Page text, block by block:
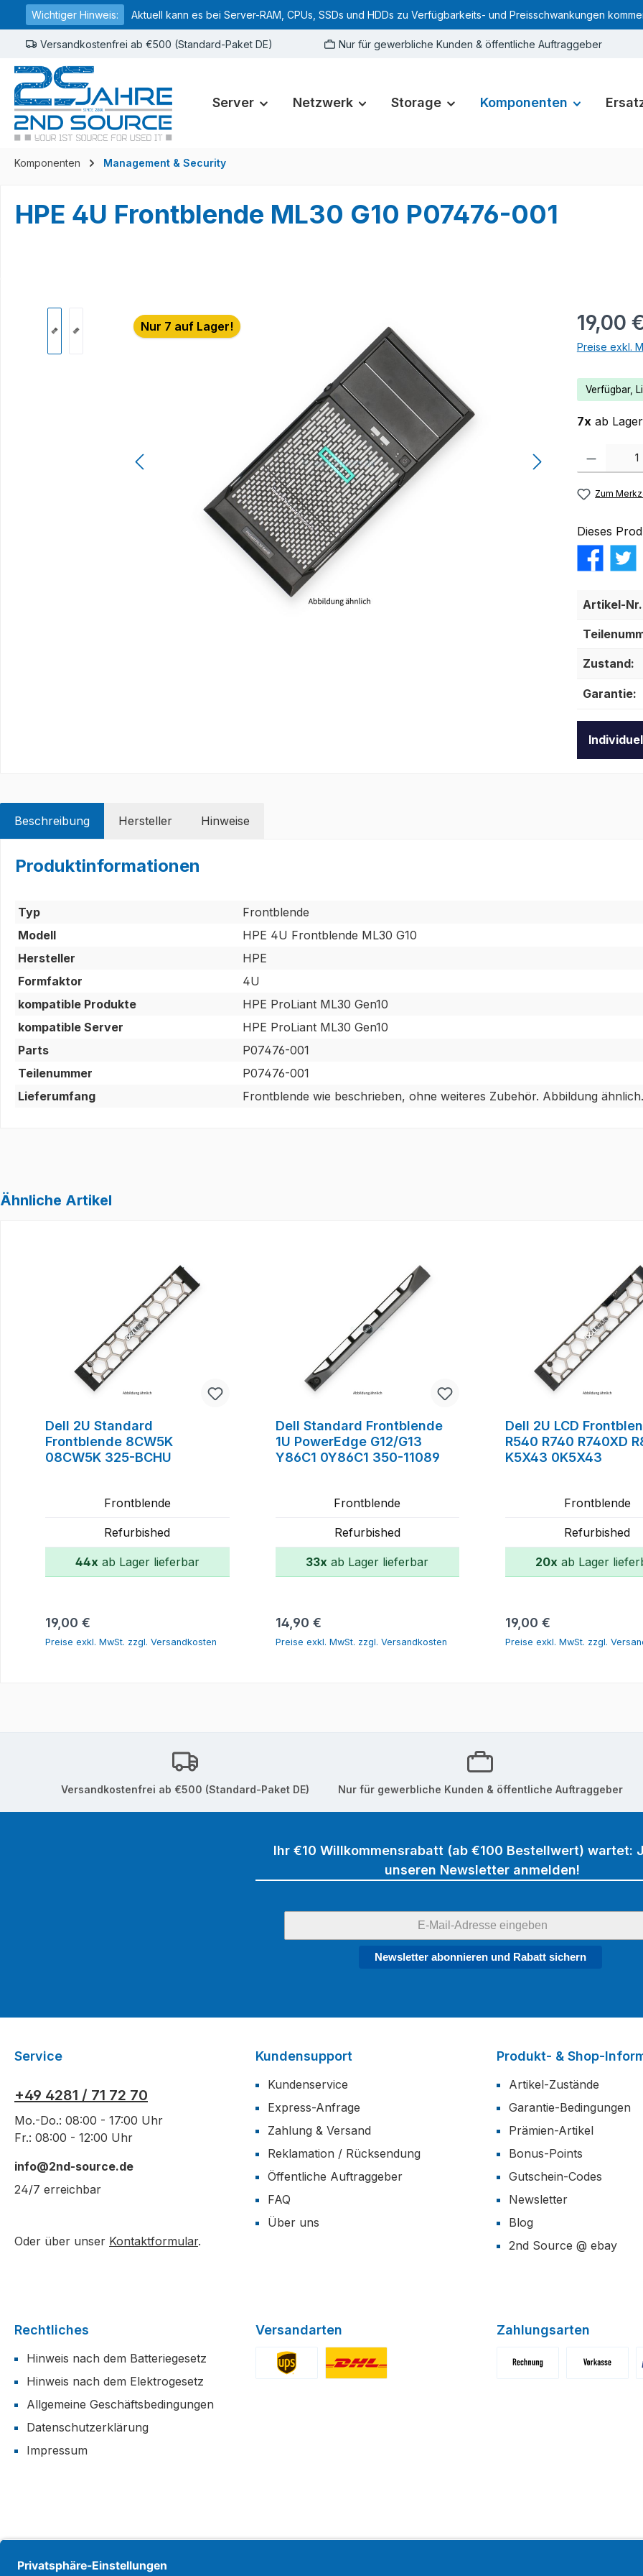
Zur Hauptnavigation springen
Wichtiger Hinweis: Aktuell kann es bei Server-RAM, CPUs, SSDs und HDDs zu Verfügbarkeits- und Preisschwankungen
Versandkostenfrei ab €500 (Standard-Paket DE) Nur für gewerbliche Kunden & öffentliche Auftraggeber
Server Netzwerk Storage Komponenten
Komponenten Management & Security
HPE 4U Frontblende ML30 G10 P07476-001
Bildergalerie überspringen
Nur 7 auf Lager! 19,00
Preise exkl.
Verfügbar,
7x ab
Zum
Dieses
Artikel-
Zustand:
Garantie:
Beschreibung Hersteller Hinweise
Produktinformationen
Typ
Frontblende
Modell
HPE 4U Frontblende ML30 G10
Hersteller
HPE
Formfaktor
4U
kompatible Produkte
HPE ProLiant ML30 Gen10
kompatible Server
HPE ProLiant ML30 Gen10
Parts
P07476-001
Teilenummer
P07476-001
Lieferumfang
Frontblende wie beschrieben, ohne weiteres Zubehör. Abbildung ähnlich.
Ähnliche Artikel
Dell 2U Standard
Frontblende 8CW5K
08CW5K 325-BCHU
Frontblende
Refurbished
44x ab Lager lieferbar
Regulärer Preis:
19,00 €
Preise exkl. MwSt. zzgl. Versandkosten
Dell Standard Frontblende
1U PowerEdge G12/G13
Y86C1 0Y86C1 350-11089
Frontblende
Refurbished
33x ab Lager lieferbar
Regulärer Preis:
14,90 €
Preise exkl. MwSt. zzgl. Versandkosten
Dell 2U LCD
R540 R740 R740XD
K5X43 0K5X43
Frontblende
Refurbished
20x ab Lager
Regulärer Preis:
19,00 €
Preise exkl. MwSt. zzgl.
Versandkostenfrei ab €500 (Standard-Paket DE) Nur für gewerbliche Kunden & öffentliche Auftraggeber
Ihr €10 Willkommensrabatt (ab €100 Bestellwert) wartet:
unseren Newsletter anmelden!
Newsletter abonnieren und Rabatt sichern
Service
+49 4281 / 71 72 70
Mo.-Do.: 08:00 - 17:00 Uhr
Fr.: 08:00 - 12:00 Uhr
info@2nd-source.de
24/7 erreichbar
Oder über unser Kontaktformular.
Kundensupport
Kundenservice
Express-Anfrage
Zahlung & Versand
Reklamation / Rücksendung
Öffentliche Auftraggeber
FAQ
Über uns
Produkt- & Shop-
Artikel-Zustände
Garantie-Bedingungen
Prämien-Artikel
Bonus-Points
Gutschein-Codes
Newsletter
Blog
2nd Source @ ebay
Rechtliches
Hinweis nach dem Batteriegesetz
Hinweis nach dem Elektrogesetz
Allgemeine Geschäftsbedingungen
Datenschutzerklärung
Impressum
Versandarten Zahlungsarten